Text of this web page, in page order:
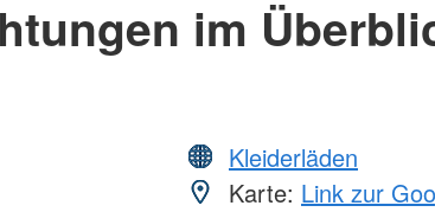
im
Kleiderläden
Karte: Link zur